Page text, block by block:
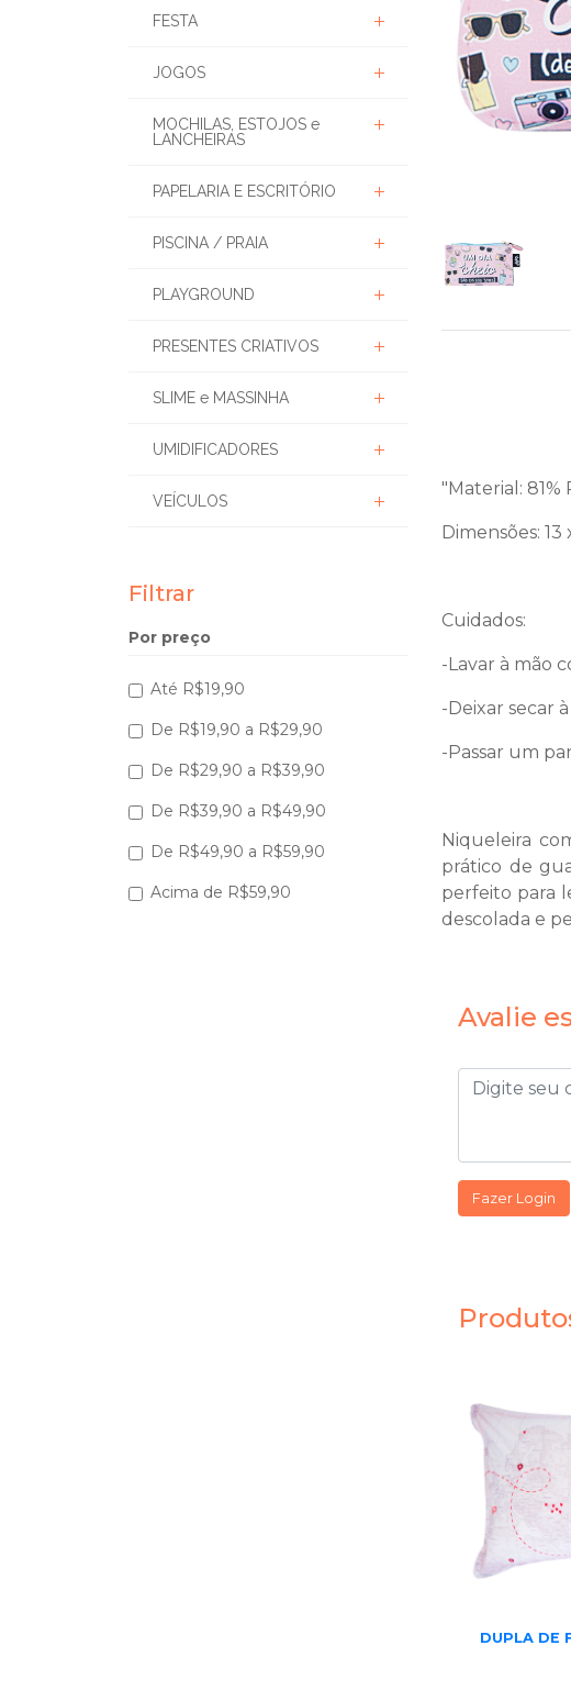
FESTA
JOGOS
MOCHILAS, ESTOJOS e
LANCHEIRAS
PAPELARIA E ESCRITÓRIO
PISCINA / PRAIA
PLAYGROUND
PRESENTES CRIATIVOS
SLIME e MASSINHA
UMIDIFICADORES
VEÍCULOS
Filtrar
Por preço
Até R$19,90
De R$19,90 a R$29,90
De R$29,90 a R$39,90
De R$39,90 a R$49,90
De R$49,90 a R$59,90
Acima de R$59,90
"Material: 81%
Dimensões: 13
Cuidados:
-Lavar à mão
-Deixar secar
-Passar um
Niqueleira
prático de
perfeito para
descolada e
Avalie
Fazer Login
DUPLA DE